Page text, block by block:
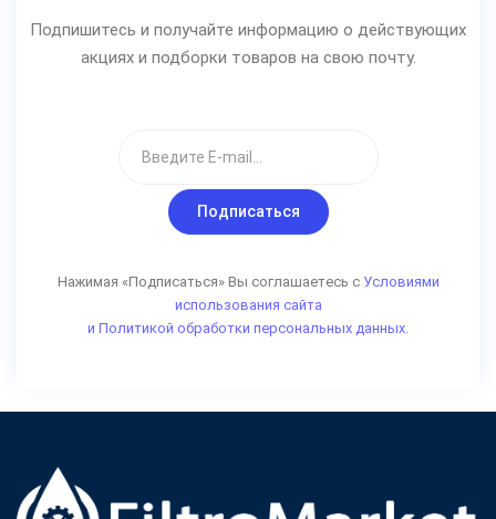
Подпишитесь и получайте информацию о действующих
акциях и подборки товаров на свою почту.
Подписаться
Нажимая «Подписаться» Вы соглашаетесь с Условиями
использования сайта
и Политикой обработки персональных данных.